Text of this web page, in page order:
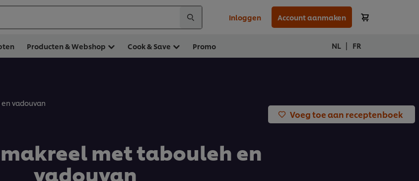
Inloggen Account aanmaken
Producten & Webshop Cook & Save Promo NL | FR
vadouvan
Voeg toe aan receptenboek
met tabouleh en
vadouvan